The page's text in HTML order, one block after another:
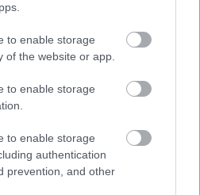
to enable storage
of the website or app.
to enable storage
to enable storage
authentication
prevention, and other
Xbox διαθέσιμα και
ενθουσιάσουν τους PC gamers,
άλλον, διαφορετικό λόγο